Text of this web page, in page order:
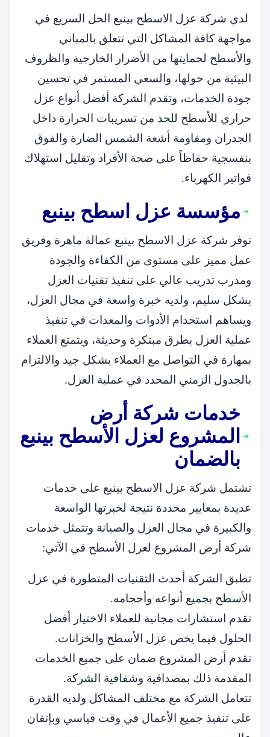
لدي شركة عزل الاسطح بينبع الحل السريع في
مواجهة كافة المشاكل التي تتعلق بالمباني
والأسطح لحمايتها من الأضرار الخارجية والظروف
البيئية من حولها، والسعي المستمر في تحسين
جودة الخدمات، وتقدم الشركة أفضل أنواع عزل
حراري للأسطح للحد من تسريبات الحرارة داخل
الجدران ومقاومة أشعة الشمس الضارة والفوق
بنفسجية حفاظاً على صحة الأفراد وتقليل استهلاك
فواتير الكهرباء.
مؤسسة عزل اسطح بينبع
توفر شركة عزل الاسطح بينبع عمالة ماهرة وفريق
عمل مميز على مستوى من الكفاءة والجودة
ومدرب تدريب عالي على تنفيذ تقنيات العزل
بشكل سليم، ولديه خبرة واسعة في مجال العزل،
ويساهم استخدام الأدوات والمعدات في تنفيذ
عملية العزل بطرق مبتكرة وحديثة، ويتمتع العملاء
بمهارة في التواصل مع العملاء بشكل جيد والالتزام
بالجدول الزمني المحدد في عملية العزل.
خدمات شركة أرض
المشروع لعزل الأسطح بينبع
بالضمان
تشتمل شركة عزل الاسطح بينبع على خدمات
عديدة بمعايير محددة نتيجة لخبرتها الواسعة
والكبيرة في مجال العزل والصيانة وتتمثل خدمات
شركة أرض المشروع لعزل الأسطح في الآتي:
تطبق الشركة أحدث التقنيات المتطورة في عزل
الأسطح بجميع أنواعه وأحجامه.
تقدم استشارات مجانية للعملاء الاختيار أفضل
الحلول فيما يخص عزل الأسطح والخزانات.
تقدم أرض المشروع ضمان على جميع الخدمات
المقدمة ذلك بمصداقية وشفافية الشركة.
تتعامل الشركة مع مختلف المشاكل ولديه القدرة
على تنفيذ جميع الأعمال في وقت قياسي وبإتقان